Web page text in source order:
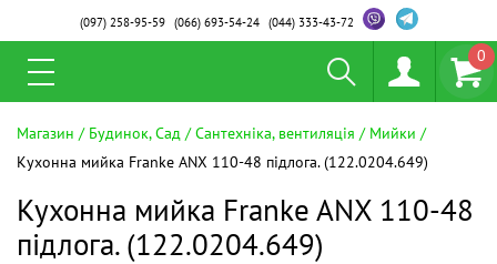
(097)258-95-59 (066)693-54-24 (044)333-43-72
0
Магазин Будинок, Сад Сантехніка, вентиляція
Мийки
Кухонна мийка Franke ANX 110-48 підлога. (122.0204.649)
Кухонна мийка Franke ANX 110-48
підлога. (122.0204.649)